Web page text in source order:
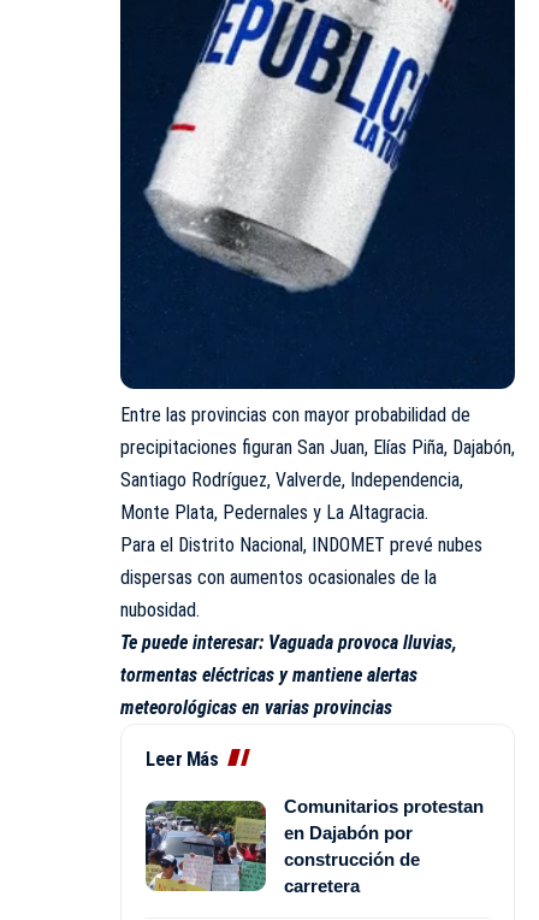
Entre las provincias con mayor probabilidad de
precipitaciones figuran San Juan, Elías Piña, Dajabón,
Santiago Rodríguez, Valverde, Independencia,
Monte Plata, Pedernales y La Altagracia.
Para el Distrito Nacional, INDOMET prevé nubes
dispersas con aumentos ocasionales de la
nubosidad.
Te puede interesar: Vaguada provoca lluvias,
tormentas eléctricas y mantiene alertas
meteorológicas en varias provincias
Leer Más
Comunitarios protestan
en Dajabón por
construcción de
carretera